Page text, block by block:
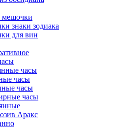
мешочки
знаки зодиака
для вин
часы
часы
часы
часы
Аракс